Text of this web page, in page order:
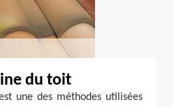
du toit
une des méthodes utilisées